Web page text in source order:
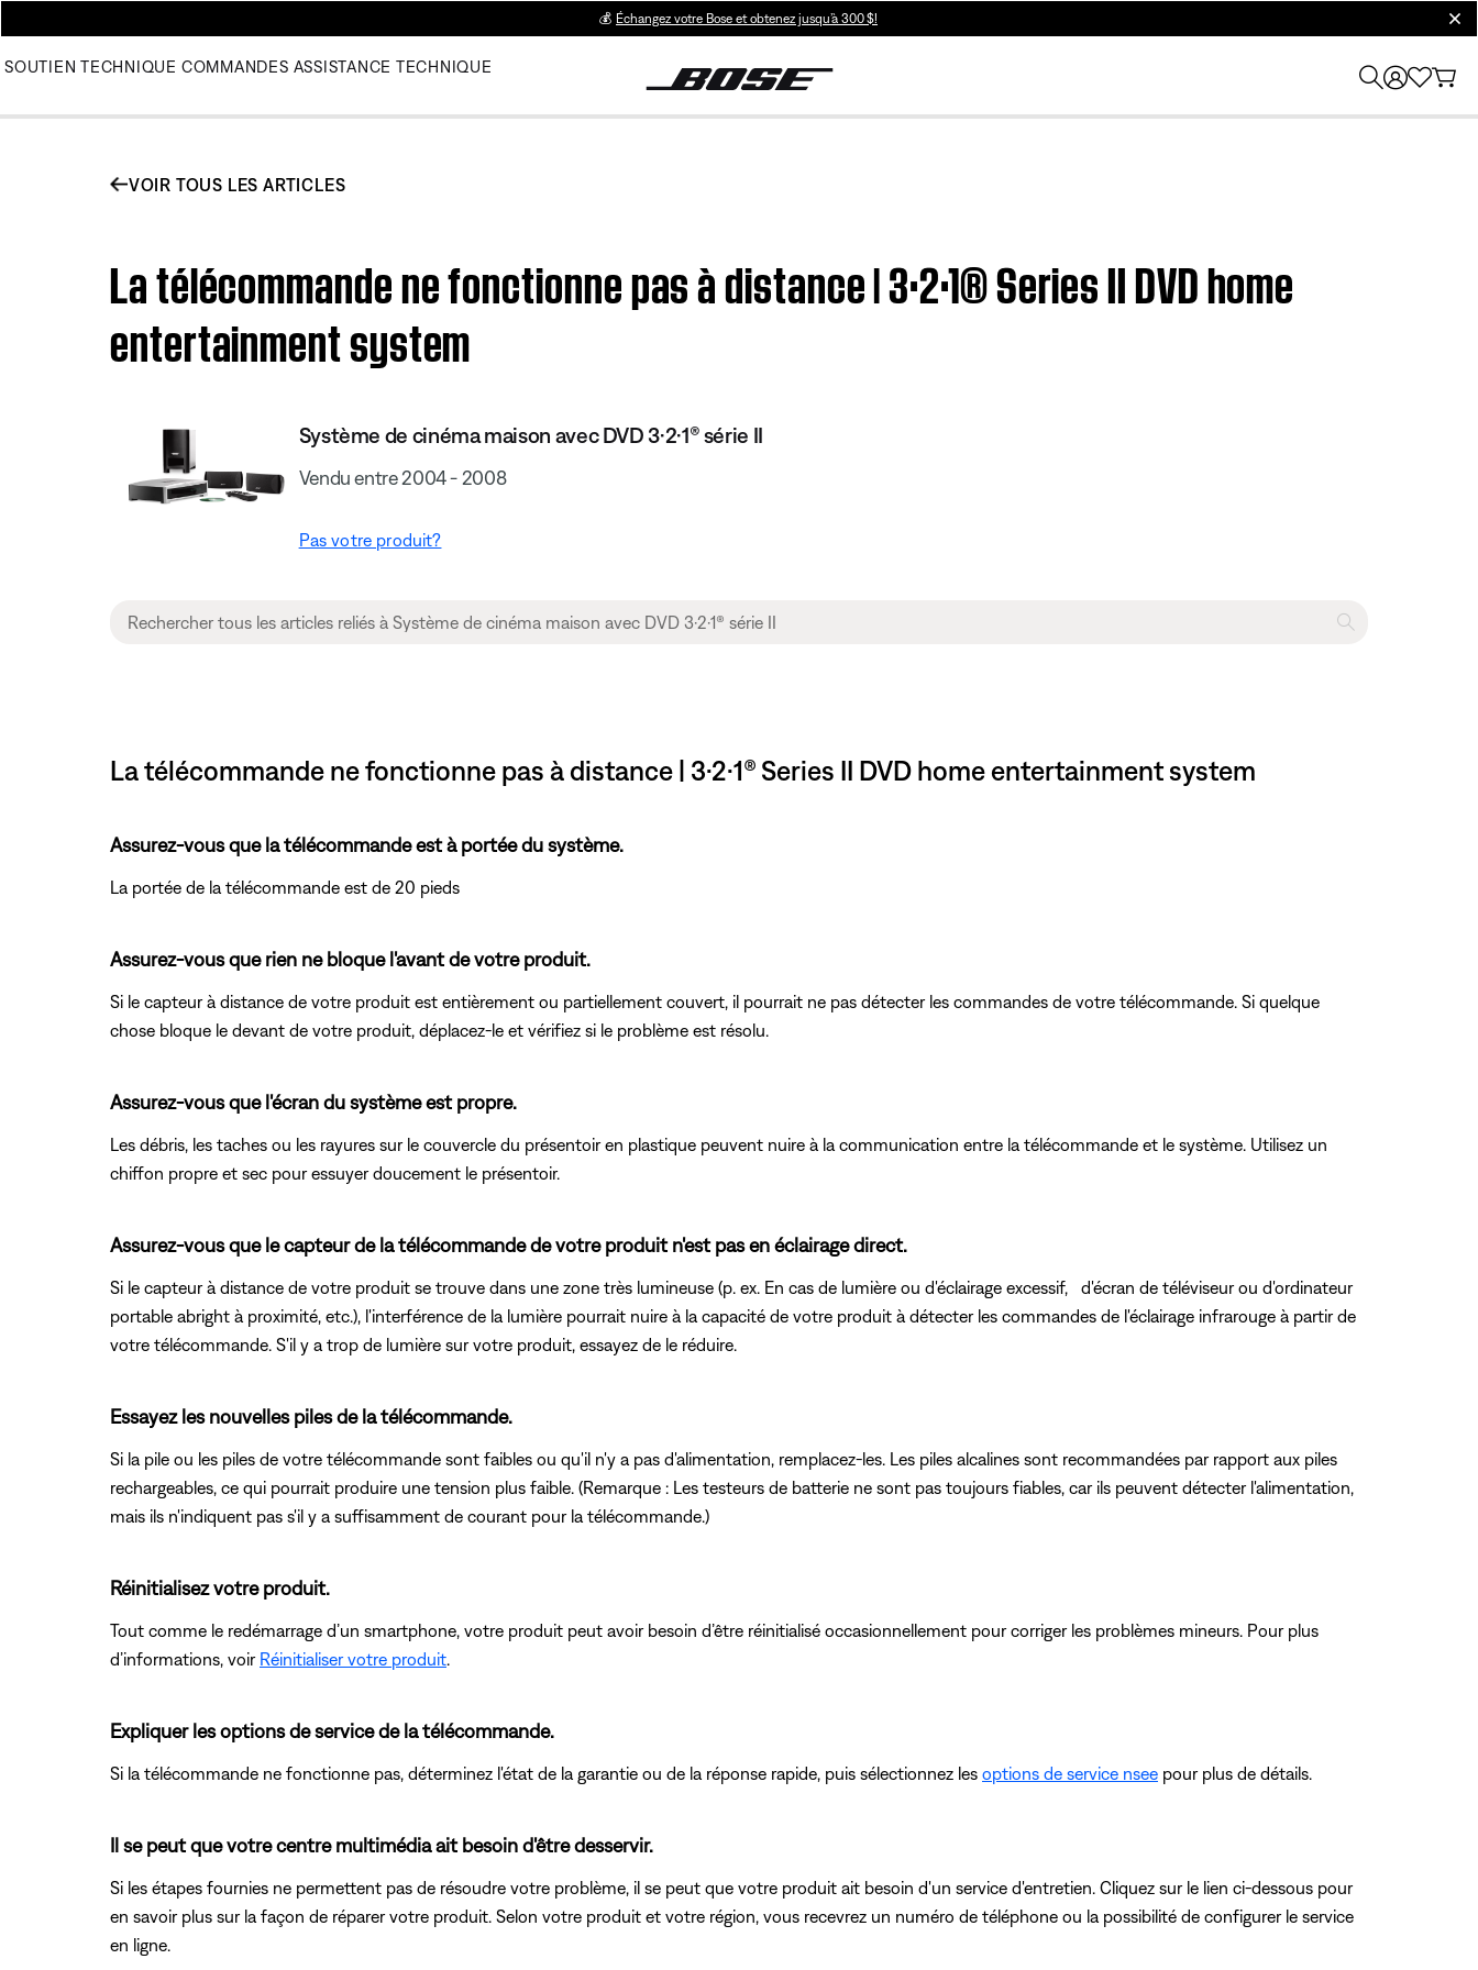
💰 Échangez votre Bose et obtenez jusqu’à 300 $!
SOUTIEN TECHNIQUE COMMANDES ASSISTANCE TECHNIQUE
VOIR TOUS LES ARTICLES
La télécommande ne fonctionne pas à distance | 3·2·1® Series II DVD home
entertainment system
Système de cinéma maison avec DVD 3·2·1® série II
Vendu entre 2004 - 2008
Pas votre produit?
La télécommande ne fonctionne pas à distance | 3·2·1® Series II DVD home entertainment system
Assurez-vous que la télécommande est à portée du système.
La portée de la télécommande est de 20 pieds
Assurez-vous que rien ne bloque l'avant de votre produit.
Si le capteur à distance de votre produit est entièrement ou partiellement couvert, il pourrait ne pas détecter les commandes de votre télécommande. Si quelque
chose bloque le devant de votre produit, déplacez-le et vérifiez si le problème est résolu.
Assurez-vous que l'écran du système est propre.
Les débris, les taches ou les rayures sur le couvercle du présentoir en plastique peuvent nuire à la communication entre la télécommande et le système. Utilisez un
chiffon propre et sec pour essuyer doucement le présentoir.
Assurez-vous que le capteur de la télécommande de votre produit n'est pas en éclairage direct.
Si le capteur à distance de votre produit se trouve dans une zone très lumineuse (p. ex. En cas de lumière ou d'éclairage excessif, d'écran de téléviseur ou d'ordinateur
portable abright à proximité, etc.), l'interférence de la lumière pourrait nuire à la capacité de votre produit à détecter les commandes de l'éclairage infrarouge à partir de
votre télécommande. S'il y a trop de lumière sur votre produit, essayez de le réduire.
Essayez les nouvelles piles de la télécommande.
Si la pile ou les piles de votre télécommande sont faibles ou qu'il n'y a pas d'alimentation, remplacez-les. Les piles alcalines sont recommandées par rapport aux piles
rechargeables, ce qui pourrait produire une tension plus faible. (Remarque : Les testeurs de batterie ne sont pas toujours fiables, car ils peuvent détecter l'alimentation,
mais ils n'indiquent pas s'il y a suffisamment de courant pour la télécommande.)
Réinitialisez votre produit.
Tout comme le redémarrage d’un smartphone, votre produit peut avoir besoin d’être réinitialisé occasionnellement pour corriger les problèmes mineurs. Pour plus
d’informations, voir Réinitialiser votre produit
Expliquer les options de service de la télécommande.
Si la télécommande ne fonctionne pas, déterminez l'état de la garantie ou de la réponse rapide, puis sélectionnez les options de service nsee pour plus de détails.
Il se peut que votre centre multimédia ait besoin d'être desservir.
Si les étapes fournies ne permettent pas de résoudre votre problème, il se peut que votre produit ait besoin d'un service d'entretien. Cliquez sur le lien ci-dessous pour
en savoir plus sur la façon de réparer votre produit. Selon votre produit et votre région, vous recevrez un numéro de téléphone ou la possibilité de configurer le service
en ligne.